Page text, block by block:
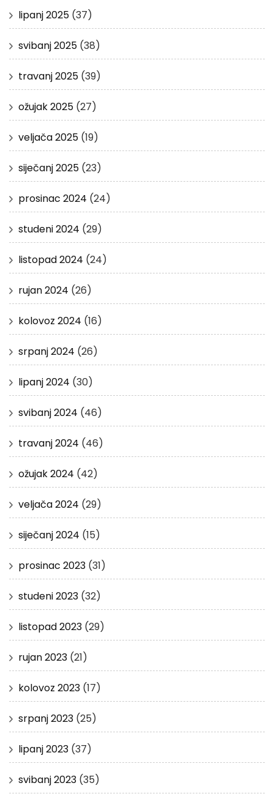
lipanj 2025 (37)
svibanj 2025 (38)
travanj 2025 (39)
ožujak 2025 (27)
veljača 2025 (19)
siječanj 2025 (23)
prosinac 2024 (24)
studeni 2024 (29)
listopad 2024 (24)
rujan 2024 (26)
kolovoz 2024 (16)
srpanj 2024 (26)
lipanj 2024 (30)
svibanj 2024 (46)
travanj 2024 (46)
ožujak 2024 (42)
veljača 2024 (29)
siječanj 2024 (15)
prosinac 2023 (31)
studeni 2023 (32)
listopad 2023 (29)
rujan 2023 (21)
kolovoz 2023 (17)
srpanj 2023 (25)
lipanj 2023 (37)
svibanj 2023 (35)